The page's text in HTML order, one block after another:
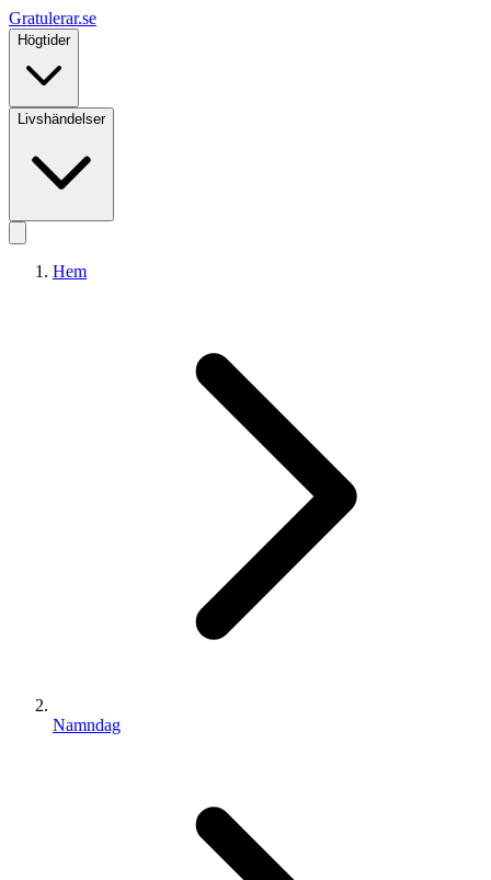
Gratulerar.se
Högtider
Livshändelser
Hem
Namndag